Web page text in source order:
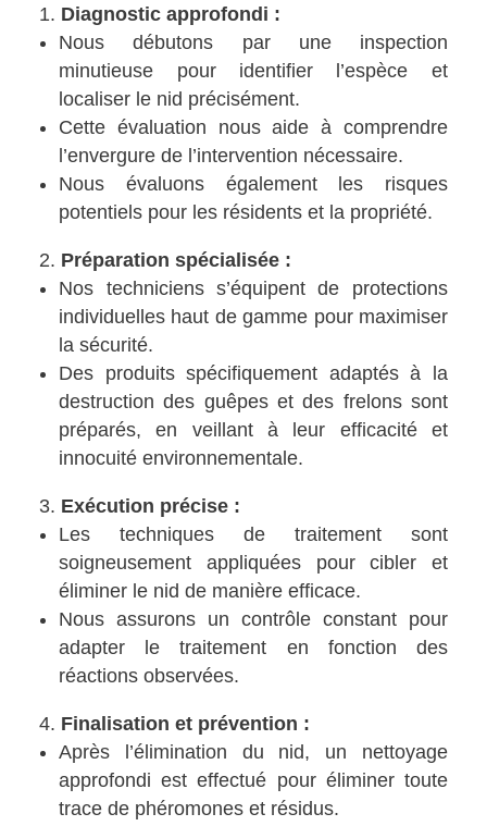
Diagnostic approfondi :
Nous débutons par une inspection
minutieuse pour identifier l’espèce et
localiser le nid précisément.
Cette évaluation nous aide à comprendre
l’envergure de l’intervention nécessaire.
Nous évaluons également les risques
potentiels pour les résidents et la propriété.
Préparation spécialisée :
Nos techniciens s’équipent de protections
individuelles haut de gamme pour maximiser
la sécurité.
Des produits spécifiquement adaptés à la
destruction des guêpes et des frelons sont
préparés, en veillant à leur efficacité et
innocuité environnementale.
Exécution précise :
Les techniques de traitement sont
soigneusement appliquées pour cibler et
éliminer le nid de manière efficace.
Nous assurons un contrôle constant pour
adapter le traitement en fonction des
réactions observées.
Finalisation et prévention :
Après l’élimination du nid, un nettoyage
approfondi est effectué pour éliminer toute
trace de phéromones et résidus.